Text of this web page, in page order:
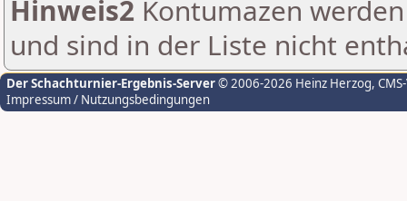
Hinweis2 Kontumazen
und sind in der Liste nicht
Der Schachturnier-Ergebnis-Server© 2006-2026 Heinz Herzog,
Impressum / Nutzungsbedingungen